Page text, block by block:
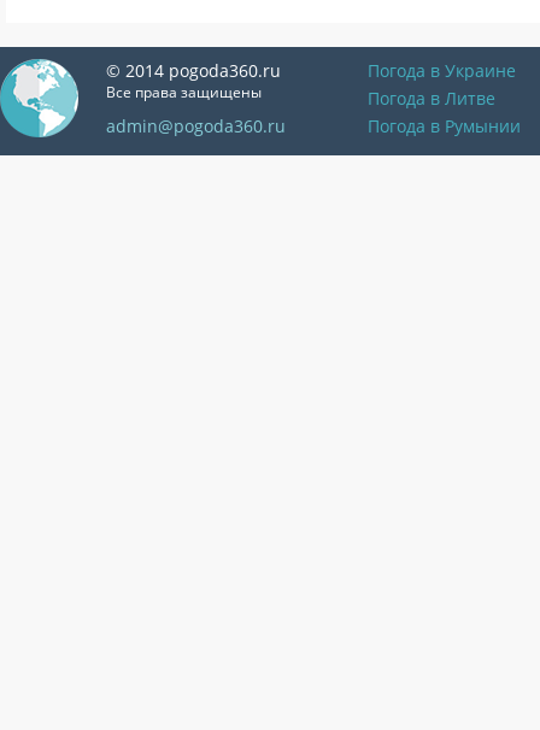
© 2014 pogoda360.ru
Все права защищены
admin@pogoda360.ru
Погода в Украине
Погода в Литве
Погода в Румынии